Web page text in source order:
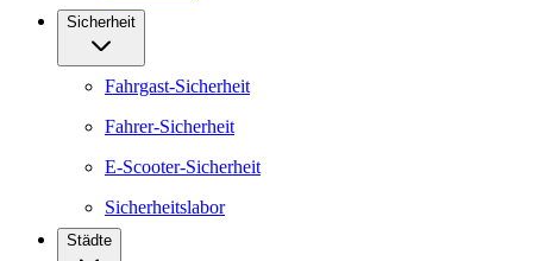
Sicherheit
Fahrgast-Sicherheit
Fahrer-Sicherheit
E-Scooter-Sicherheit
Sicherheitslabor
Städte